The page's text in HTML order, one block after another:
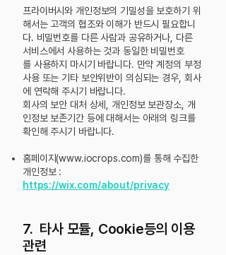
프라이버시와 개인정보의 기밀성을 보호하기 위
해서는 고객의 협조와 이해가 반드시 필요합니
다. 비밀번호를 다른 사람과 공유하거나, 다른
서비스에서 사용하는 것과 동일한 비밀번호
를 사용하지 마시기 바랍니다. 만약 계정의 부정
사용 또는 기타 보안위반이 의심되는 경우, 회사
에 연락해 주시기 바랍니다.
회사의 보안 대처 상세, 개인정보 보관장소, 개
인정보 보존기간 등에 대해서는 아래의 링크를
확인해 주시기 바랍니다.
홈페이지(www.iocrops.com)를 통해 수집한
개인정보 :
https://wix.com/about/privacy
7. 타사 모듈, Cookie등의 이용
관련